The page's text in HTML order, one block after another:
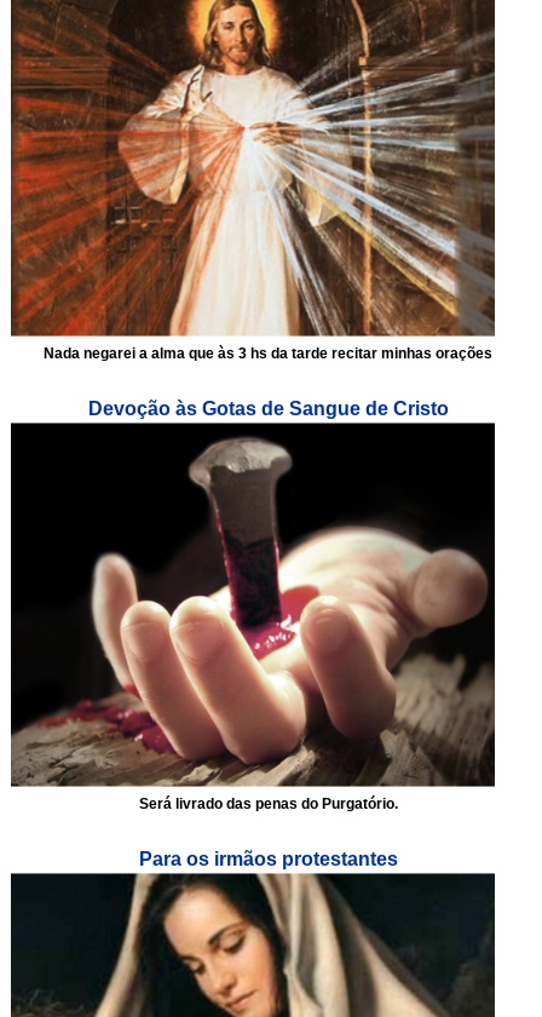
Nada negarei a alma que às 3 hs da tarde recitar minhas orações
Devoção às Gotas de Sangue de Cristo
Será livrado das penas do Purgatório.
Para os irmãos protestantes